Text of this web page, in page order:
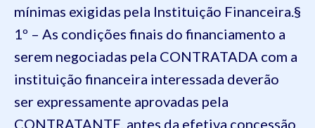
mínimas exigidas pela Instituição Financeira.§
1º – As condições finais do financiamento a
serem negociadas pela CONTRATADA com a
instituição financeira interessada deverão
ser expressamente aprovadas pela
CONTRATANTE, antes da efetiva concessão